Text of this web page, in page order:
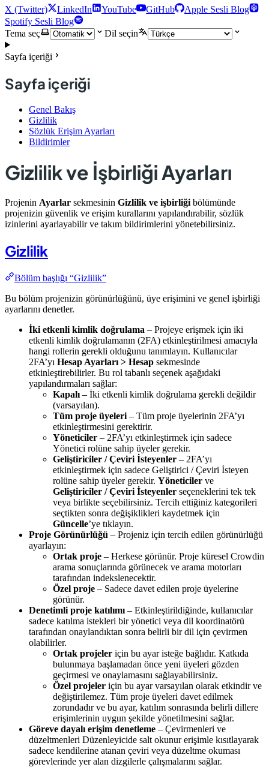
X (Twitter) LinkedIn YouTube GitHub
Apple Sesli Blog
Spotify Sesli Blog
Tema seç
Dil seçin
Sayfa içeriği
Sayfa içeriği
Genel Bakış
Gizlilik
Sözlük Erişim Ayarları
Bildirimler
Gizlilik ve İşbirliği Ayarları
Projenin Ayarlar sekmesinin Gizlilik ve işbirliği bölümünde
projenizin güvenlik ve erişim kurallarını yapılandırabilir, sözlük
izinlerini ayarlayabilir ve takım bildirimlerini yönetebilirsiniz.
Gizlilik
Bölüm başlığı “Gizlilik”
Bu bölüm projenizin görünürlüğünü, üye erişimini ve genel işbirliği
ayarlarını denetler.
İki etkenli kimlik doğrulama – Projeye erişmek için iki
etkenli kimlik doğrulamanın (2FA) etkinleştirilmesi amacıyla
hangi rollerin gerekli olduğunu tanımlayın. Kullanıcılar
2FA’yı Hesap Ayarları > Hesap sekmesinde
etkinleştirebilirler. Bu rol tabanlı seçenek aşağıdaki
yapılandırmaları sağlar:
Kapalı – İki etkenli kimlik doğrulama gerekli değildir
(varsayılan).
Tüm proje üyeleri – Tüm proje üyelerinin 2FA’yı
etkinleştirmesini gerektirir.
Yöneticiler – 2FA’yı etkinleştirmek için sadece
Yönetici rolüne sahip üyeler gerekir.
Geliştiriciler / Çeviri İsteyenler – 2FA’yı
etkinleştirmek için sadece Geliştirici / Çeviri İsteyen
rolüne sahip üyeler gerekir. Yöneticiler ve
Geliştiriciler / Çeviri İsteyenler seçeneklerini tek tek
veya birlikte seçebilirsiniz. Tercih ettiğiniz kategorileri
seçtikten sonra değişiklikleri kaydetmek için
Güncelle’ye tıklayın.
Proje Görünürlüğü – Projeniz için tercih edilen görünürlüğü
ayarlayın:
Ortak proje – Herkese görünür. Proje küresel Crowdin
arama sonuçlarında görünecek ve arama motorları
tarafından indekslenecektir.
Özel proje – Sadece davet edilen proje üyelerine
görünür.
Denetimli proje katılımı – Etkinleştirildiğinde, kullanıcılar
sadece katılma istekleri bir yönetici veya dil koordinatörü
tarafından onaylandıktan sonra belirli bir dil için çevirmen
olabilirler.
Ortak projeler için bu ayar isteğe bağlıdır. Katkıda
bulunmaya başlamadan önce yeni üyeleri gözden
geçirmesi ve onaylamasını sağlayabilirsiniz.
Özel projeler için bu ayar varsayılan olarak etkindir ve
değiştirilemez. Tüm proje üyeleri davet edilmek
zorundadır ve bu ayar, katılım sonrasında belirli dillere
erişimlerinin uygun şekilde yönetilmesini sağlar.
Göreve dayalı erişim denetleme – Çevirmenleri ve
düzeltmenleri Düzenleyicide salt okunur erişimle kısıtlayarak
sadece kendilerine atanan çeviri veya düzeltme okuması
görevlerinde yer alan dizgilerle çalışmalarını sağlar.